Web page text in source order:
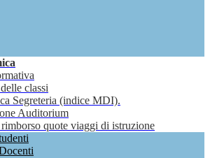
classi
Segreteria (indice MDI).
Auditorium
quote viaggi di istruzione